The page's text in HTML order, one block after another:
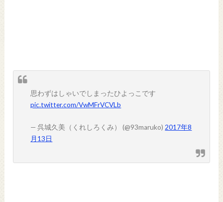
思わずはしゃいでしまったひよっこです
pic.twitter.com/VwMFrVCVLb
— 呉城久美（くれしろくみ） (@93maruko)2017年8
月13日